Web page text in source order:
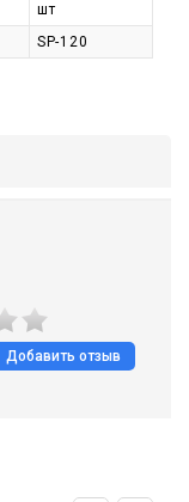
шт
SP-120
Добавить отзыв